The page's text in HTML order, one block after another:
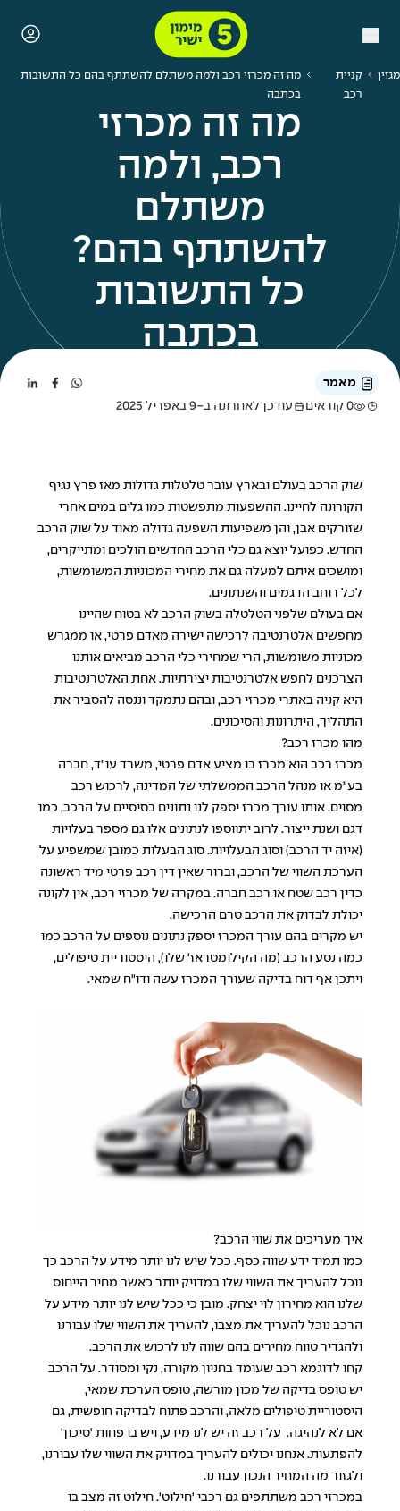
מגזין
קניית
רכב
מה זה מכרזי רכב ולמה משתלם להשתתף בהם כל התשובות
בכתבה
מה זה מכרזי
רכב, ולמה
משתלם
להשתתף בהם?
כל התשובות
בכתבה
מאמר
0 קוראים
עודכן לאחרונה ב-9 באפריל 2025
שוק הרכב בעולם ובארץ עובר טלטלות גדולות מאז פרץ נגיף
הקורונה לחיינו. ההשפעות מתפשטות כמו גלים במים אחרי
שזורקים אבן, והן משפיעות השפעה גדולה מאוד על שוק הרכב
החדש. כפועל יוצא גם כלי הרכב החדשים הולכים ומתייקרים,
ומושכים איתם למעלה גם את מחירי המכוניות המשומשות,
לכל רוחב הדגמים והשנתונים.
אם בעולם שלפני הטלטלה בשוק הרכב לא בטוח שהיינו
מחפשים אלטרנטיבה לרכישה ישירה מאדם פרטי, או ממגרש
מכוניות משומשות, הרי שמחירי כלי הרכב מביאים אותנו
הצרכנים לחפש אלטרנטיבות יצירתיות. אחת האלטרנטיבות
היא קניה באתרי מכרזי רכב, ובהם נתמקד וננסה להסביר את
התהליך, היתרונות והסיכונים.
מהו מכרז רכב?
מכרז רכב הוא מכרז בו מציע אדם פרטי, משרד עו"ד, חברה
בע"מ או מנהל הרכב הממשלתי של המדינה, לרכוש רכב
מסוים. אותו עורך מכרז יספק לנו נתונים בסיסיים על הרכב, כמו
דגם ושנת ייצור. לרוב יתווספו לנתונים אלו גם מספר בעלויות
(איזה יד הרכב) וסוג הבעלויות. סוג הבעלות כמובן שמשפיע על
הערכת השווי של הרכב, וברור שאין דין רכב פרטי מיד ראשונה
כדין רכב שטח או רכב חברה. במקרה של מכרזי רכב, אין לקונה
יכולת לבדוק את הרכב טרם הרכישה.
יש מקרים בהם עורך המכרז יספק נתונים נוספים על הרכב כמו
כמה נסע הרכב (מה הקילומטראז' שלו), היסטוריית טיפולים,
ויתכן אף דוח בדיקה שעורך המכרז עשה ודו"ח שמאי.
איך מעריכים את שווי הרכב?
כמו תמיד ידע שווה כסף. ככל שיש לנו יותר מידע על הרכב כך
נוכל להעריך את השווי שלו במדויק יותר כאשר מחיר הייחוס
שלנו הוא מחירון לוי יצחק. מובן כי ככל שיש לנו יותר מידע על
הרכב נוכל להעריך את מצבו, להעריך את השווי שלו עבורנו
ולהגדיר טווח מחירים בהם שווה לנו לרכוש את הרכב.
קחו לדוגמא רכב שעומד בחניון מקורה, נקי ומסודר. על הרכב
יש טופס בדיקה של מכון מורשה, טופס הערכת שמאי,
היסטוריית טיפולים מלאה, והרכב פתוח לבדיקה חופשית, גם
אם לא לנהיגה. על רכב זה יש לנו מידע, ויש בו פחות 'סיכון'
להפתעות. אנחנו יכולים להעריך במדויק את השווי שלו עבורנו,
ולגזור מה המחיר הנכון עבורנו.
במכרזי רכב משתתפים גם רכבי 'חילוט'. חילוט זה מצב בו